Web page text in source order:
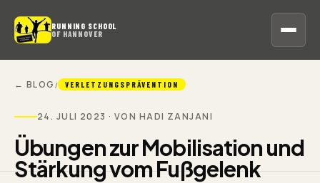
RUNNING SCHOOL
OF HANNOVER
← BLOG / VERLETZUNGSPRÄVENTION
24. JULI 2023 · VON HADI ZANJANI
Übungen zur Mobilisation und
Stärkung vomFußgelenk